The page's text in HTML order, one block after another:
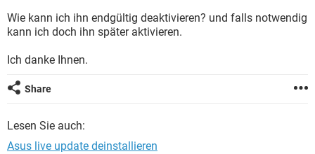
Wie kann ich ihn endgültig deaktivieren? und falls notwendig
kann ich doch ihn später aktivieren.
Ich danke Ihnen.
Share
Lesen Sie auch:
Asus live update deinstallieren